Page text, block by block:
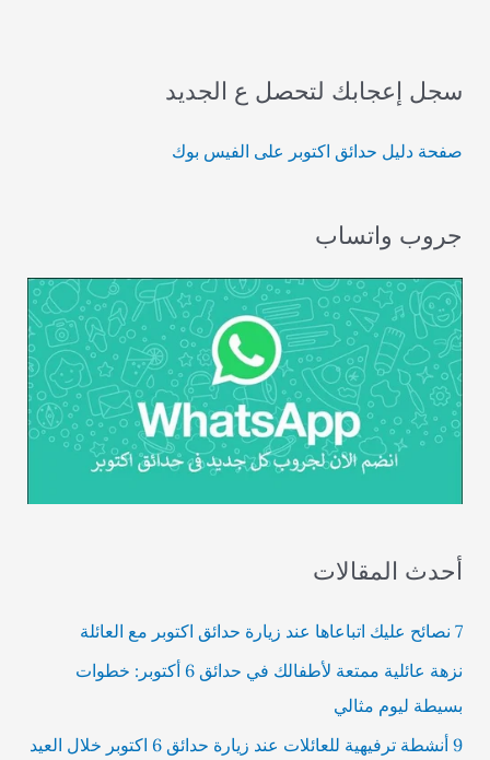
سجل إعجابك لتحصل ع الجديد
صفحة دليل حدائق اكتوبر على الفيس بوك
جروب واتساب
أحدث المقالات
7 نصائح عليك اتباعاها عند زيارة حدائق اكتوبر مع العائلة
نزهة عائلية ممتعة لأطفالك في حدائق 6 أكتوبر: خطوات
بسيطة ليوم مثالي
9 أنشطة ترفيهية للعائلات عند زيارة حدائق 6 اكتوبر خلال العيد